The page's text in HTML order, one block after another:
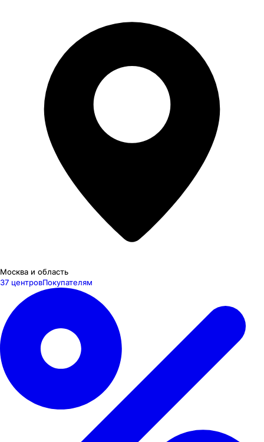
Москва и область
37 центровПокупателям